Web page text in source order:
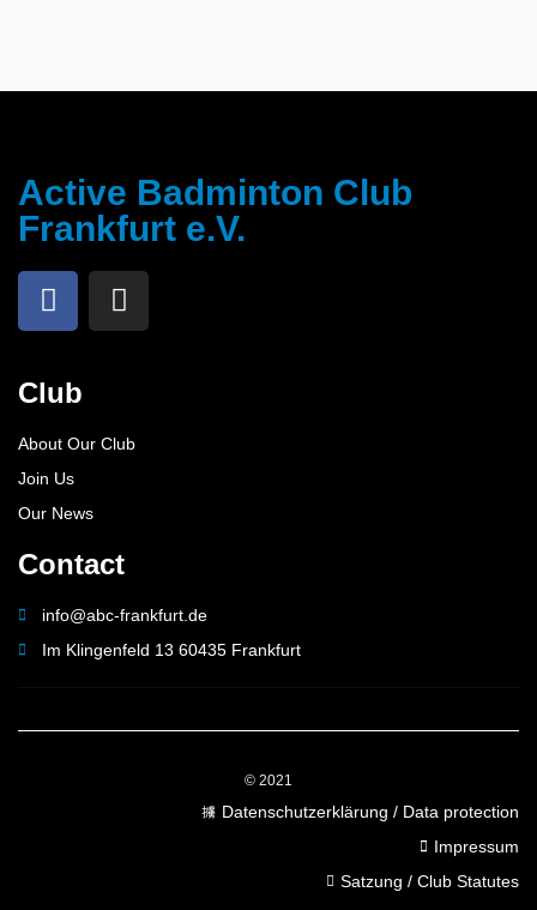
Active Badminton Club
Frankfurt e.V.
Club
About Our Club
Join Us
Our News
Contact
info@abc-frankfurt.de
Im Klingenfeld 13 60435 Frankfurt
© 2021
Datenschutzerklärung / Data protection
Impressum
Satzung / Club Statutes